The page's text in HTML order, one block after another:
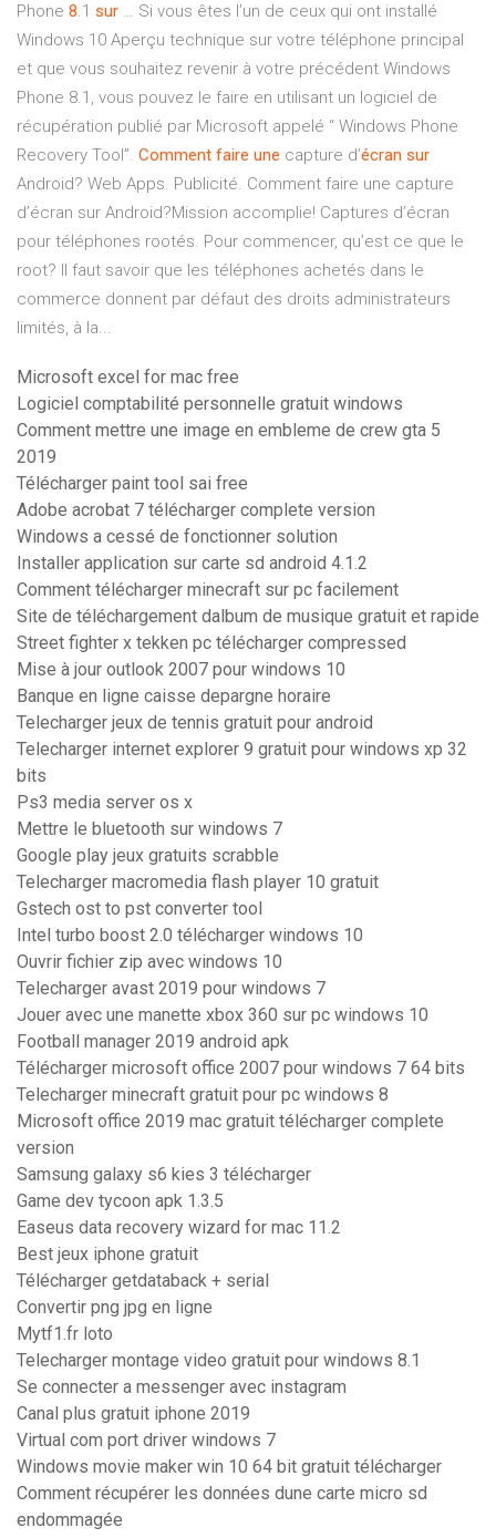
Phone 8.1 sur … Si vous êtes l’un de ceux qui ont installé
Windows 10 Aperçu technique sur votre téléphone principal
et que vous souhaitez revenir à votre précédent Windows
Phone 8.1, vous pouvez le faire en utilisant un logiciel de
récupération publié par Microsoft appelé “ Windows Phone
Recovery Tool”. Comment faire une capture d’écran sur
Android? Web Apps. Publicité. Comment faire une capture
d’écran sur Android?Mission accomplie! Captures d’écran
pour téléphones rootés. Pour commencer, qu’est ce que le
root? Il faut savoir que les téléphones achetés dans le
commerce donnent par défaut des droits administrateurs
limités, à la...
Microsoft excel for mac free
Logiciel comptabilité personnelle gratuit windows
Comment mettre une image en embleme de crew gta 5
2019
Télécharger paint tool sai free
Adobe acrobat 7 télécharger complete version
Windows a cessé de fonctionner solution
Installer application sur carte sd android 4.1.2
Comment télécharger minecraft sur pc facilement
Site de téléchargement dalbum de musique gratuit et rapide
Street fighter x tekken pc télécharger compressed
Mise à jour outlook 2007 pour windows 10
Banque en ligne caisse depargne horaire
Telecharger jeux de tennis gratuit pour android
Telecharger internet explorer 9 gratuit pour windows xp 32
bits
Ps3 media server os x
Mettre le bluetooth sur windows 7
Google play jeux gratuits scrabble
Telecharger macromedia flash player 10 gratuit
Gstech ost to pst converter tool
Intel turbo boost 2.0 télécharger windows 10
Ouvrir fichier zip avec windows 10
Telecharger avast 2019 pour windows 7
Jouer avec une manette xbox 360 sur pc windows 10
Football manager 2019 android apk
Télécharger microsoft office 2007 pour windows 7 64 bits
Telecharger minecraft gratuit pour pc windows 8
Microsoft office 2019 mac gratuit télécharger complete
version
Samsung galaxy s6 kies 3 télécharger
Game dev tycoon apk 1.3.5
Easeus data recovery wizard for mac 11.2
Best jeux iphone gratuit
Télécharger getdataback + serial
Convertir png jpg en ligne
Mytf1.fr loto
Telecharger montage video gratuit pour windows 8.1
Se connecter a messenger avec instagram
Canal plus gratuit iphone 2019
Virtual com port driver windows 7
Windows movie maker win 10 64 bit gratuit télécharger
Comment récupérer les données dune carte micro sd
endommagée